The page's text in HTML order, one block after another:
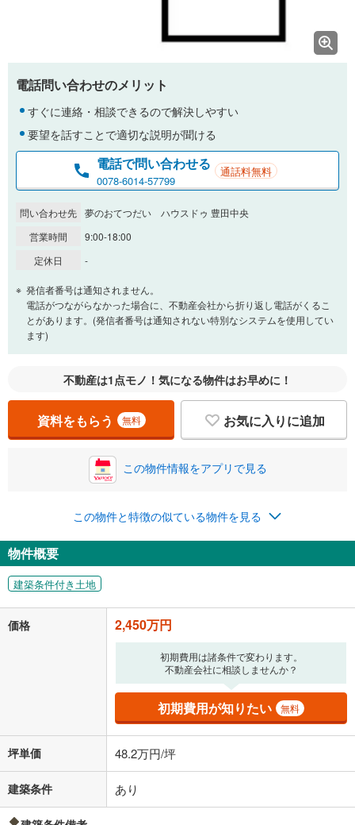
電話問い合わせのメリット
すぐに連絡・相談できるので解決しやすい
要望を話すことで適切な説明が聞ける
電話で問い合わせる
0078-6014-57799
通話料無料
問い合わせ先 夢のおてつだい ハウスドゥ 豊田中央
営業時間
9:00-18:00
定休日
-
発信者番号は通知されません。
電話がつながらなかった場合に、不動産会社から折り返し電話がくるこ
とがあります。(発信者番号は通知されない特別なシステムを使用してい
ます)
不動産は1点モノ！気になる物件はお早めに！
資料をもらう 無料 お気に入りに追加
この物件情報をアプリで見る
この物件と特徴の似ている物件を見る
物件概要
建築条件付き土地
価格 2,450万円
初期費用は諸条件で変わります。
不動産会社に相談しませんか？
初期費用が知りたい 無料
坪単価 48.2万円/坪
建築条件 あり